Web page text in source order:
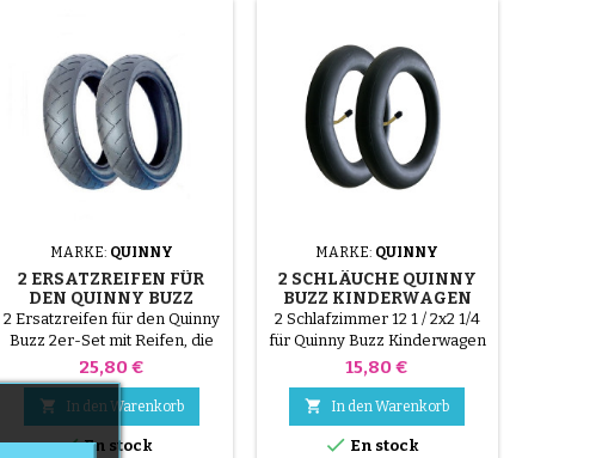
MARKE: QUINNY
2 ERSATZREIFEN FÜR
DEN QUINNY BUZZ
2 Ersatzreifen für den Quinny
Buzz 2er-Set mit Reifen, die
mit dem Quinny Buzz-
Kinderwagen kompatibel
sind. Robuste Reifen mit
hervorragender Haftung und
langer Lebensdauer. Montage
Preis
25,80 €
 In den Warenkorb
En stock
MARKE: QUINNY
2 SCHLÄUCHE QUINNY
BUZZ KINDERWAGEN
2 Schlafzimmer 12 1 / 2x2 1/4
für Quinny Buzz Kinderwagen
Preis
15,80 €
 In den Warenkorb
 En stock